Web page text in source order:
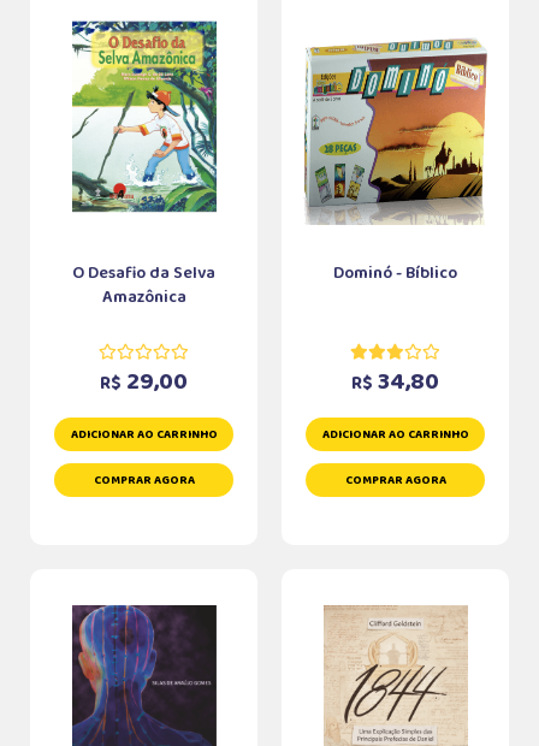
O Desafio da Selva
Amazônica
R$ 29,00
ADICIONAR AO CARRINHO
COMPRAR AGORA
Dominó - Bíblico
R$ 34,80
ADICIONAR AO CARRINHO
COMPRAR AGORA